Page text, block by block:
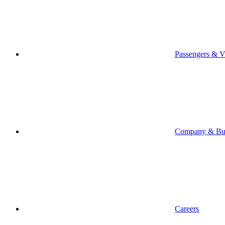
Passengers &
Company &
Careers